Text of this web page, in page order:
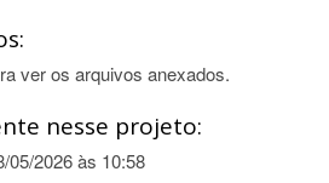
ver os arquivos anexados.
nesse projeto:
05/2026 às 10:58